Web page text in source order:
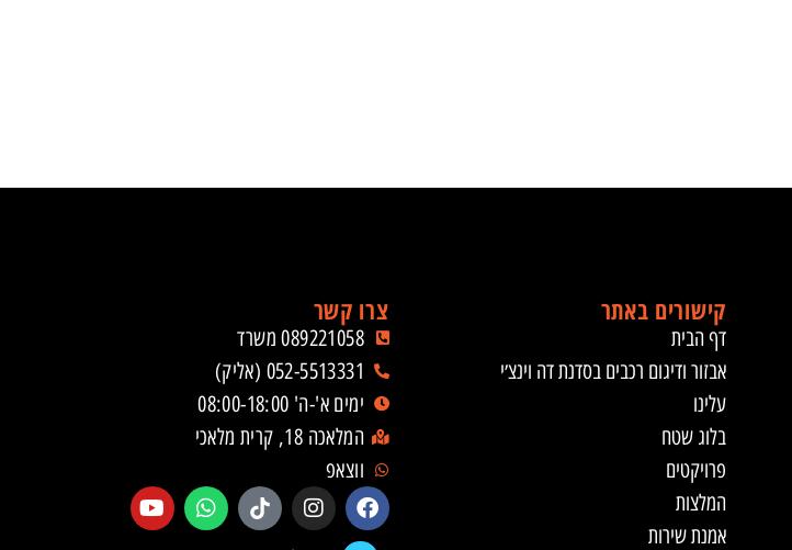
קישורים באתר
דף הבית
אבזור ודיגום רכבים בסדנת דה וינצ׳י
עלינו
בלוג שטח
פרויקטים
המלצות
אמנת שירות
צרו קשר
089221058 משרד
052-5513331 (אליק)
ימים א'-ה' 08:00-18:00
המלאכה 18, קרית מלאכי
ווצאפ